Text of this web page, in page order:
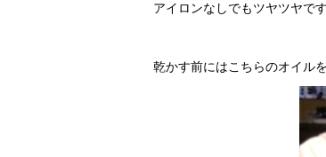
アイロンなしでもツヤツヤです
乾かす前にはこちらのオイル